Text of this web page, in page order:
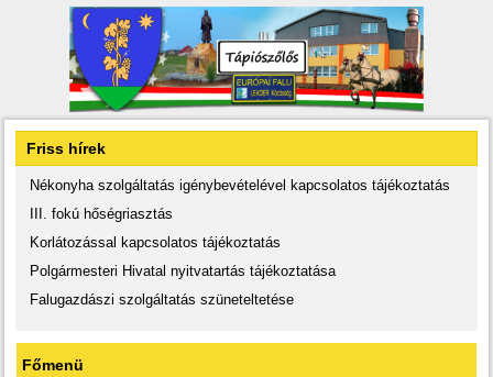
Friss hírek
Nékonyha szolgáltatás igénybevételével kapcsolatos tájékoztatás
III. fokú hőségriasztás
Korlátozással kapcsolatos tájékoztatás
Polgármesteri Hivatal nyitvatartás tájékoztatása
Falugazdászi szolgáltatás szüneteltetése
Főmenü